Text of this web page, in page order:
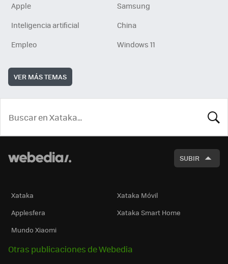
Apple
Samsung
Inteligencia artificial
China
Empleo
Windows 11
VER MÁS TEMAS
SUBIR
Xataka
Xataka Móvil
Applesfera
Xataka Smart Home
Mundo Xiaomi
Otras publicaciones de Webedia